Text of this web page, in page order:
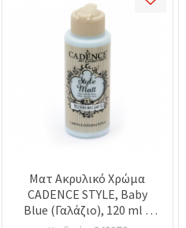
χρησιμοποιήσετε
κάνοντας
κλικ στον
ιστότοπο!
Ματ Ακρυλικό Χρώμα
CADENCE STYLE, Baby
Blue (Γαλάζιο), 120 ml –